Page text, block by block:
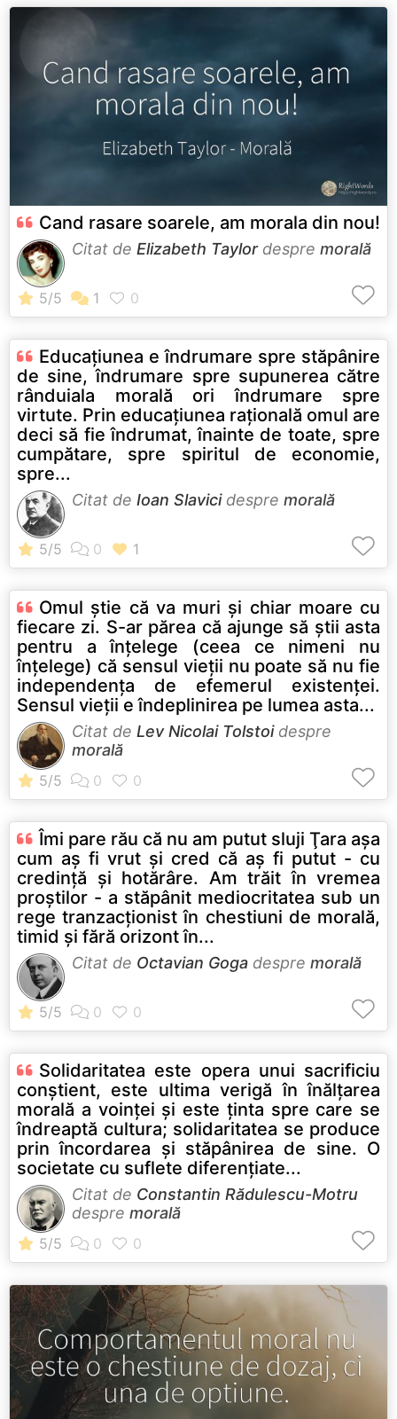
Cand rasare soarele, am morala din nou!
Citat de Elizabeth Taylordespre morală
Educaţiunea e îndrumare spre stăpânire
de sine, îndrumare spre supunerea către
rânduiala morală ori îndrumare spre
virtute. Prin educaţiunea raţională omul are
deci să fie îndrumat, înainte de toate, spre
cumpătare, spre spiritul de economie,
spre...
Citat de Ioan Slavicidespre morală
Omul ştie că va muri şi chiar moare cu
fiecare zi. S-ar părea că ajunge să ştii asta
pentru a înţelege (ceea ce nimeni nu
înţelege) că sensul vieţii nu poate să nu fie
independenţa de efemerul existenţei.
Sensul vieţii e îndeplinirea pe lumea asta...
Citat de Lev Nicolai Tolstoidespre
morală
Îmi pare rău că nu am putut sluji Ţara aşa
cum aş fi vrut şi cred că aş fi putut - cu
credinţă şi hotărâre. Am trăit în vremea
proştilor - a stăpânit mediocritatea sub un
rege tranzacţionist în chestiuni de morală,
timid şi fără orizont în...
Citat de Octavian Goga despre morală
Solidaritatea este opera unui sacrificiu
conştient, este ultima verigă în înălţarea
morală a voinţei şi este ţinta spre care se
îndreaptă cultura; solidaritatea se produce
prin încordarea şi stăpânirea de sine. O
societate cu suflete diferenţiate...
Citat de Constantin Rădulescu-Motru
despre morală